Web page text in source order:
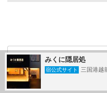
もっと
みくに隠居処
宿公式サイト 三国港越